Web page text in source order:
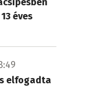
éves
elfogadta